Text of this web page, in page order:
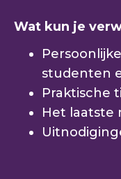
Wat kun je
studenten
Praktische
Het laatste